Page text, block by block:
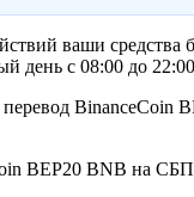
ваши средства
день с 08:00 до
BinanceCoin
BEP20 BNB на